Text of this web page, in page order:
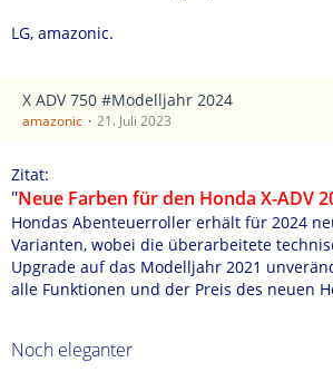
LG, amazonic.
X ADV 750 #Modelljahr 2024
amazonic 21. Juli 2023
Zitat:
"Neue Farben für den Honda X-ADV
Hondas Abenteuerroller erhält für 2024
Varianten, wobei die überarbeitete
Upgrade auf das Modelljahr 2021
alle Funktionen und der Preis des neuen
Noch eleganter